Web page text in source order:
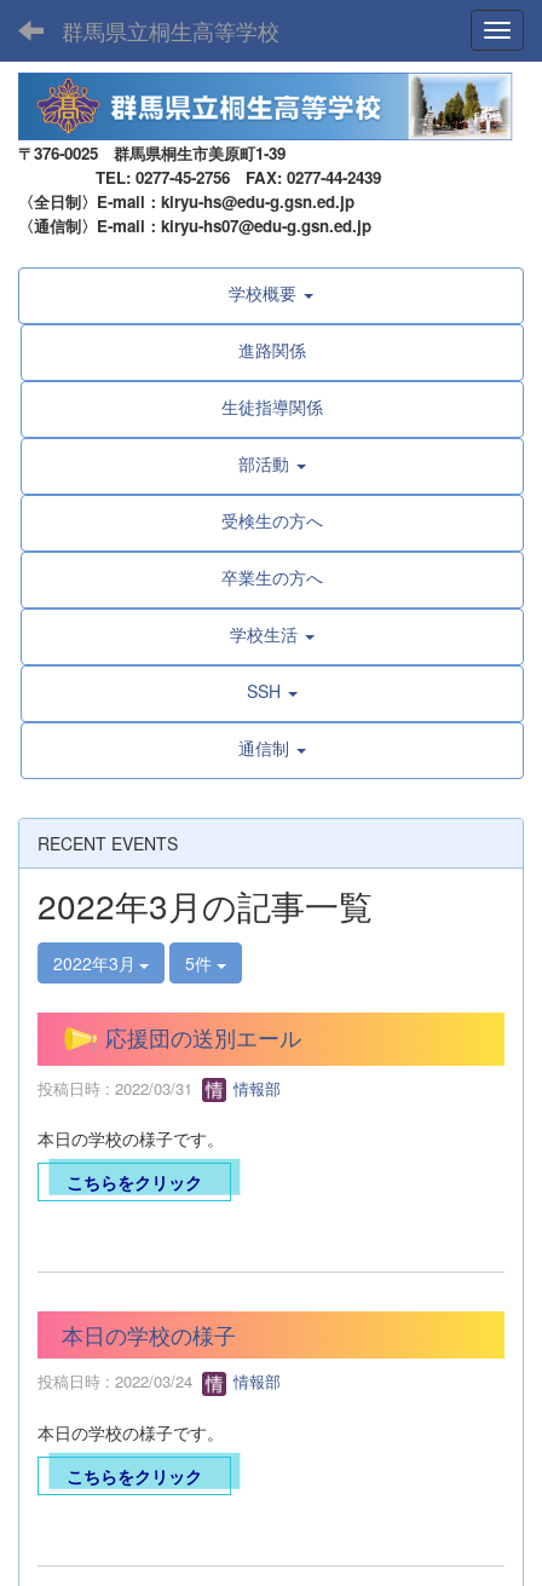
群馬県立桐生高等学校
〒376-0025 群馬県桐生市美原町1-39
TEL: 0277-45-2756 FAX: 0277-44-2439
〈全日制〉E-mail：kiryu-hs@edu-g.gsn.ed.jp
〈通信制〉E-mail：kiryu-hs07@edu-g.gsn.ed.jp
学校概要
進路関係
生徒指導関係
部活動
受検生の方へ
卒業生の方へ
学校生活
SSH
通信制
RECENT EVENTS
2022年3月の記事一覧
2022年3月 5件
応援団の送別エール
投稿日時 : 2022/03/31 情報部
本日の学校の様子です。
こちらをクリック
本日の学校の様子
投稿日時 : 2022/03/24 情報部
本日の学校の様子です。
こちらをクリック